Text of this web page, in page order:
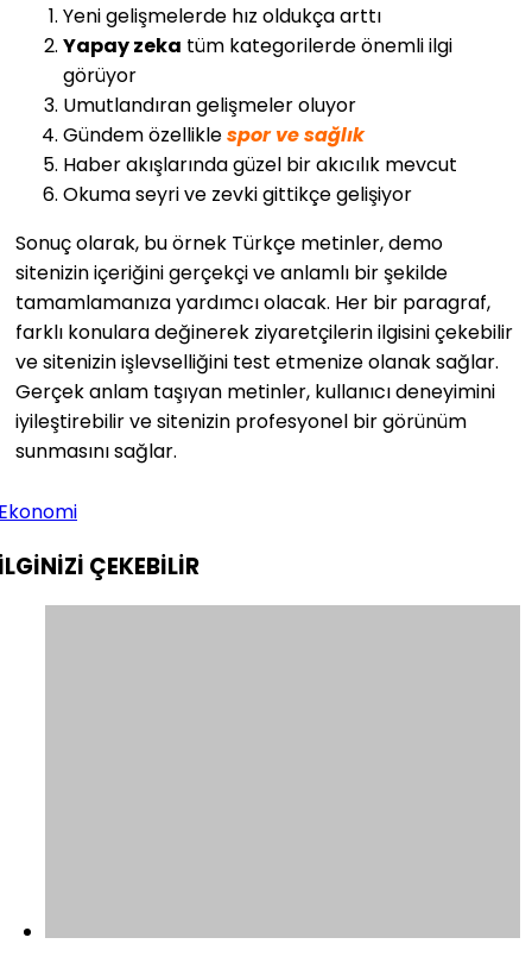
Yeni gelişmelerde hız oldukça arttı
Yapay zeka tüm kategorilerde önemli ilgi
görüyor
Umutlandıran gelişmeler oluyor
Gündem özelliklespor ve sağlık
Haber akışlarında güzel bir akıcılık mevcut
Okuma seyri ve zevki gittikçe gelişiyor
Sonuç olarak, bu örnek Türkçe metinler, demo
sitenizin içeriğini gerçekçi ve anlamlı bir şekilde
tamamlamanıza yardımcı olacak. Her bir paragraf,
farklı konulara değinerek ziyaretçilerin ilgisini çekebilir
ve sitenizin işlevselliğini test etmenize olanak sağlar.
Gerçek anlam taşıyan metinler, kullanıcı deneyimini
iyileştirebilir ve sitenizin profesyonel bir görünüm
sunmasını sağlar.
ÇEKEBİLİR